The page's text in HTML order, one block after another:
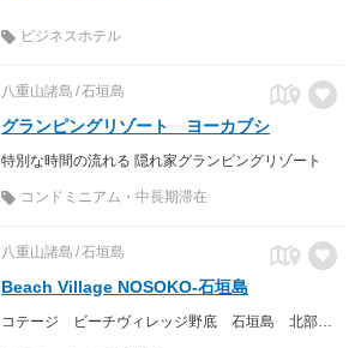
ビジネスホテル
八重山諸島 石垣島
グランピングリゾート ヨーカブシ
特別な時間の流れる 隠れ家グランピングリゾート
コンドミニアム・中長期滞在
八重山諸島 石垣島
Beach Village NOSOKO-石垣島
コテージ ビーチヴィレッジ野底 石垣島 北部西海岸 八重山の豊かな自然環境の中にある滞在型オーシャンビュー・コテージ